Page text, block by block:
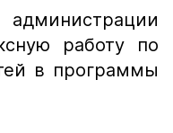
работу по
в программы